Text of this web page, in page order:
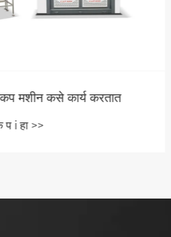
मशीन कसे कार्य करतात
i हा >>